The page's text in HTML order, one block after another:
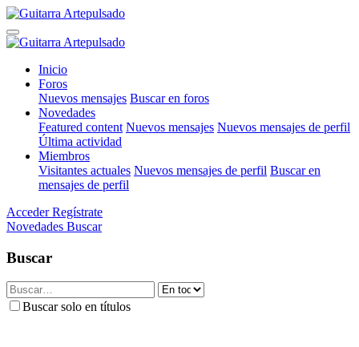
Inicio
Foros
Nuevos mensajes Buscar en foros
Novedades
Featured content Nuevos mensajes Nuevos mensajes de perfil
Última actividad
Miembros
Visitantes actuales Nuevos mensajes de perfil Buscar en
mensajes de perfil
Acceder Regístrate
Novedades Buscar
Buscar
Buscar solo en títulos